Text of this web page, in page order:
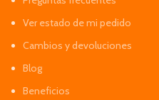
Ver estado de mi pedido
Cambios y devoluciones
Blog
Beneficios